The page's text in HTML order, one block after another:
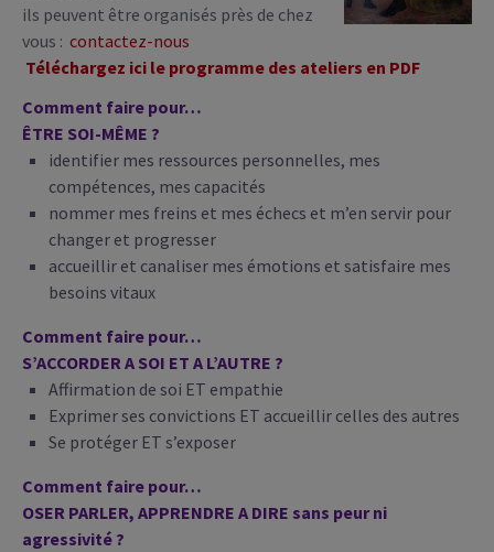
ils peuvent être organisés près de chez
vous : contactez-nous
Téléchargez ici le programme des ateliers en PDF
Comment faire pour…
ÊTRE SOI-MÊME ?
identifier mes ressources personnelles, mes
compétences, mes capacités
nommer mes freins et mes échecs et m’en servir pour
changer et progresser
accueillir et canaliser mes émotions et satisfaire mes
besoins vitaux
Comment faire pour…
S’ACCORDER A SOI ET A L’AUTRE ?
Affirmation de soi ET empathie
Exprimer ses convictions ET accueillir celles des autres
Se protéger ET s’exposer
Comment faire pour…
OSER PARLER, APPRENDRE A DIRE sans peur ni
agressivité ?